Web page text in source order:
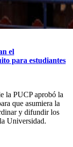
el
para estudiantes
la PUCP aprobó la
que asumiera la
y difundir los
Universidad.